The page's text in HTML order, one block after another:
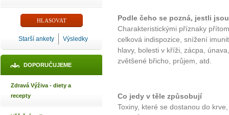
Starší ankety Výsledky
DOPORUČUJEME
Zdravá Výživa - diety a
recepty
Podle čeho se pozná, jestli
Charakteristickými příznaky
celková indispozice, snížení
hlavy, bolesti v kříži, zácpa,
zvětšené břicho, průjem, atd.
Co jedy v těle způsobují
Toxiny, které se dostanou do